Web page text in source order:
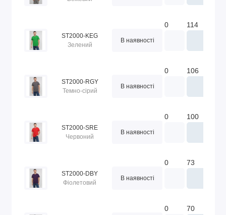
ST2000-KEG
Зелений
В наявності
0 114
ST2000-RGY
Темно-сірий
В наявності
0 106
ST2000-SRE
Червоний
В наявності
0 100
ST2000-DBY
Фіолетовий
В наявності
0 73
0 70